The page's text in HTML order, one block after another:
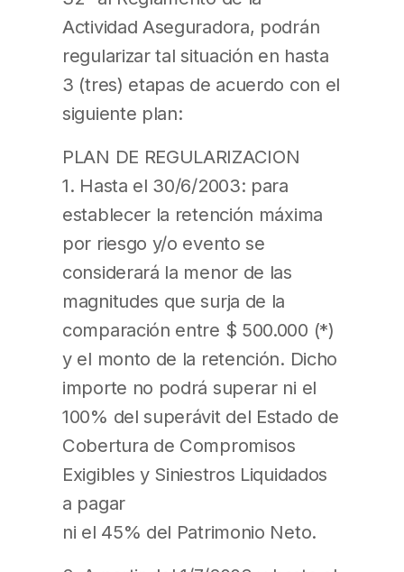
Actividad Aseguradora, podrán
regularizar tal situación en hasta
3 (tres) etapas de acuerdo con el
siguiente plan:
PLAN DE REGULARIZACION
1. Hasta el 30/6/2003: para
establecer la retención máxima
por riesgo y/o evento se
considerará la menor de las
magnitudes que surja de la
comparación entre $ 500.000 (*)
y el monto de la retención. Dicho
importe no podrá superar ni el
100% del superávit del Estado de
Cobertura de Compromisos
Exigibles y Siniestros Liquidados
a pagar
ni el 45% del Patrimonio Neto.